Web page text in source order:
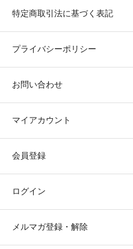
特定商取引法に基づく表記
プライバシーポリシー
お問い合わせ
マイアカウント
会員登録
ログイン
メルマガ登録・解除